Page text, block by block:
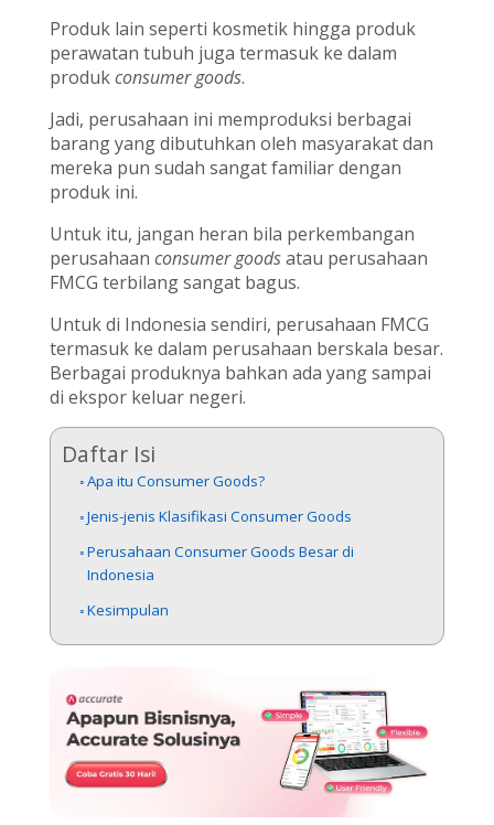
Produk lain seperti kosmetik hingga produk
perawatan tubuh juga termasuk ke dalam
produkconsumer goods.
Jadi, perusahaan ini memproduksi berbagai
barang yang dibutuhkan oleh masyarakat dan
mereka pun sudah sangat familiar dengan
produk ini.
Untuk itu, jangan heran bila perkembangan
perusahaan consumer goodsatau perusahaan
FMCG terbilang sangat bagus.
Untuk di Indonesia sendiri, perusahaan FMCG
termasuk ke dalam perusahaan berskala besar.
Berbagai produknya bahkan ada yang sampai
di ekspor keluar negeri.
Daftar Isi
Apa itu Consumer Goods?
Jenis-jenis Klasifikasi Consumer Goods
Perusahaan Consumer Goods Besar di
Indonesia
Kesimpulan